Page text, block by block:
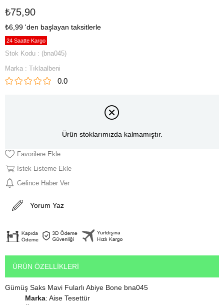
₺75,90
₺6,99 'den başlayan taksitlerle
24 Saatte Kargo
Stok Kodu
(bna045)
Marka : Tıklaalbeni
0.0
Ürün stoklarımızda kalmamıştır.
Favorilere Ekle
İstek Listeme Ekle
Gelince Haber Ver
Yorum Yaz
ÜRÜN ÖZELLIKLERI
Gümüş Saks Mavi Fularlı Abiye Bone bna045
Marka: Aise Tesettür